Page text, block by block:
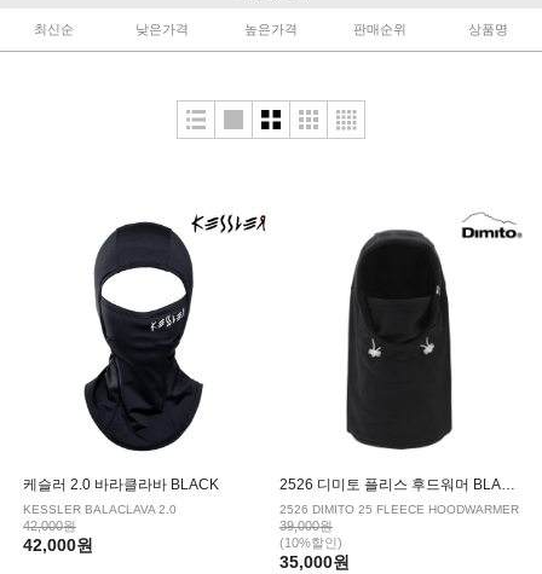
EBS/이비에스 | HELLOW/헬로우
VIRUS/바이러스 |
최신순 낮은가격 높은가격 판매순위 상품명
케슬러 2.0 바라클라바 BLACK
KESSLER BALACLAVA 2.0
42,000원
42,000원
2526 디미토 플리스 후드워머 BLACK
2526 DIMITO 25 FLEECE HOODWARMER
39,000원
(10%할인)
35,000원